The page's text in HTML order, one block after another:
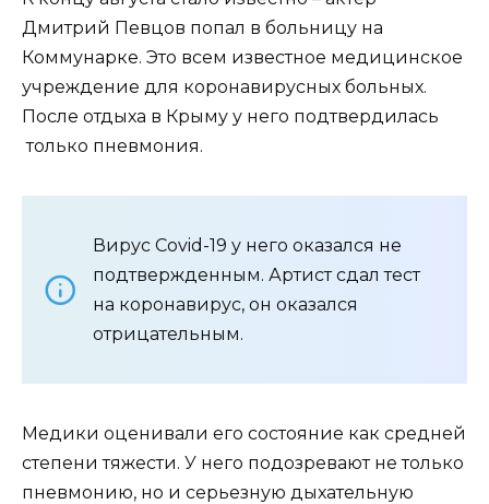
Дмитрий Певцов попал в больницу на
Коммунарке. Это всем известное медицинское
учреждение для коронавирусных больных.
После отдыха в Крыму у него подтвердилась
только пневмония.
Вирус Covid-19 у него оказался не
подтвержденным. Артист сдал тест
на коронавирус, он оказался
отрицательным.
Медики оценивали его состояние как средней
степени тяжести. У него подозревают не только
пневмонию, но и серьезную дыхательную